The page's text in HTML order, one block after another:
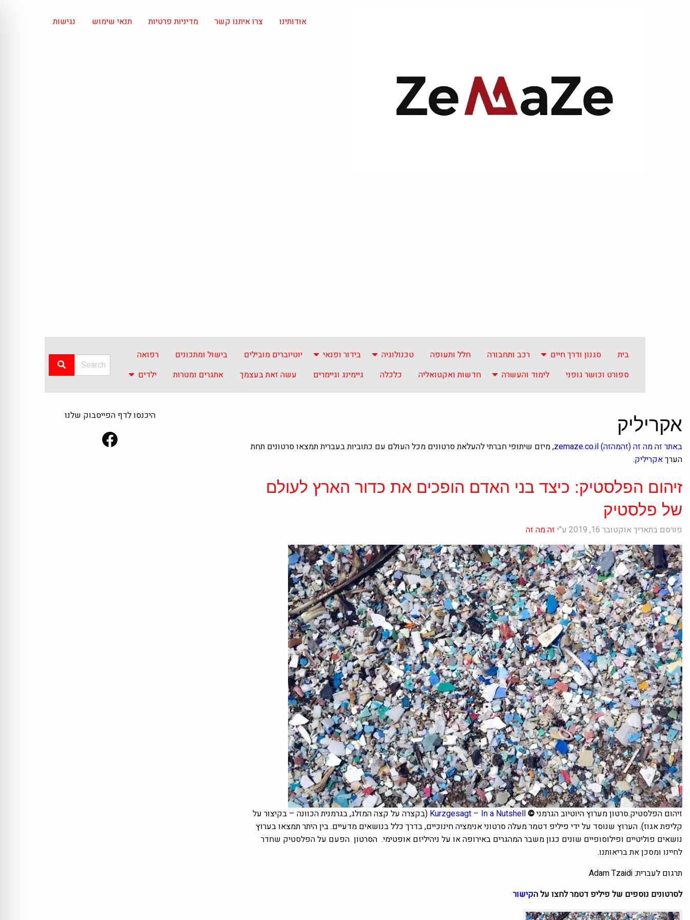
אודותינו צרו איתנו קשר מדיניות פרטיות תנאי שימוש נגישות
בית סגנון ודרך חיים רכב ותחבורה חלל ותעופה טכנולוגיה בידור ופנאי יוטיוברים מובילים בישול ומתכונים
רפואה
ספורט וכושר גופני
לימוד והעשרה חדשות ואקטואליה כלכלה גיימינג וגיימרים עשה זאת בעצמך אתגרים ומטרות ילדים
אקריליק
באתר זה מה זה(זהמהזה)zemaze.co.il, מיזם שיתופי חברתי להעלאת סרטונים מכל העולם עם כתוביות בעברית תמצאו סרטונים תחת
הערךאקריליק.
זיהום הפלסטיק: כיצד בני האדם הופכים את כדור הארץ לעולם
של פלסטיק
פורסם בתאריך אוקטובר 16, 2019 ע"י זה מה זה
זיהום הפלסטיק.סרטון מערוץ היוטיוב הגרמני©
(בקצרה על קצה המזלג, בגרמנית הכוונה – בקיצור על
קליפת אגוז). הערוץ שנוסד על ידי פיליפ דטמר מעלה סרטוני אנימציה חינוכיים, בדרך כלל בנושאים מדעיים. בין היתר תמצאו בערוץ
נושאים פוליטיים ופילוסופיים שונים כגון משבר המהגרים באירופה או על ניהיליזם אופטימי. הסרטון הפעם על הפלסטיק שחדר
לחיינו ומסכן את בריאותנו.
תרגום לעברית: Adam Tzaidi
לסרטונים נוספים של פיליפ דטמר לחצו על הקישור
היכנסו לדף הפייסבוק שלנו
Facebook